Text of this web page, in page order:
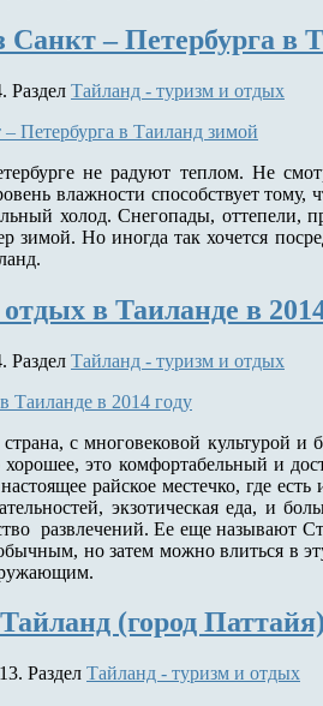
Санкт – Петербурга в
Раздел Тайланд - туризм и отдых
не радуют теплом. Не
влажности способствует тому,
холод. Снегопады, оттепели,
зимой. Но иногда так хочется
в Таиланде в
Раздел Тайланд - туризм и отдых
с многовековой культурой
это комфортабельный и
райское местечко, где
экзотическая еда, и
развлечений. Ее еще называют
но затем можно влиться в
(город
Раздел Тайланд - туризм и отдых